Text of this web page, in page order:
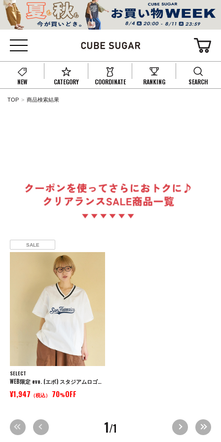
NEW CATEGORY COORDINATE RANKING SEARCH
TOP 商品検索結果
SALE
SELECT
WEB限定 evo. (エボ) スタジアムロゴ刺繍 ラインリブ 裾ドロスト Vネック ナイロン プルオーバーブラウス
¥1,947 （税込） 70%OFF
1/1